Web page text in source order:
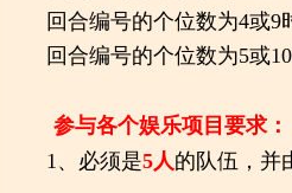
回合编号的个位数为4或
回合编号的个位数为5或
参与各个娱乐项目要求：
1、必须是5人的队伍，并